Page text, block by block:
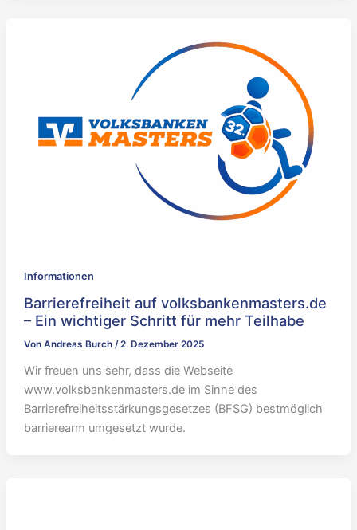
Informationen
Barrierefreiheit auf volksbankenmasters.de
– Ein wichtiger Schritt für mehr Teilhabe
Von Andreas Burch /2. Dezember 2025
Wir freuen uns sehr, dass die Webseite
www.volksbankenmasters.de im Sinne des
Barrierefreiheitsstärkungsgesetzes (BFSG) bestmöglich
barrierearm umgesetzt wurde.